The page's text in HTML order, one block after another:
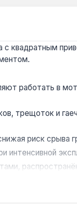
с квадратным
работать в
трещоток и
риск срыва
интенсивной